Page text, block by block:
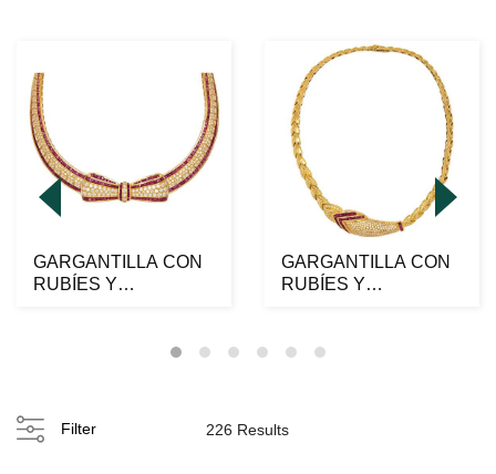
GARGANTILLA CON
RUBÍES Y
GARGANTILLA CON
RUBÍES Y
Filter 226 Results